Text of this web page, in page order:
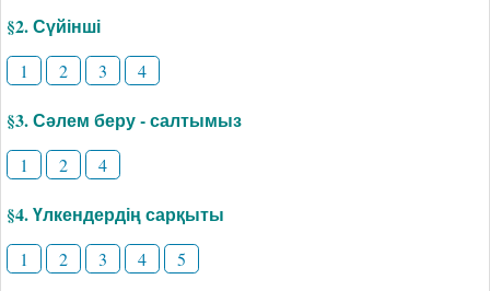
§2. Сүйінші
1 2 3 4
§3. Сәлем беру - салтымыз
1 2 4
§4. Үлкендердің сарқыты
1 2 3 4 5